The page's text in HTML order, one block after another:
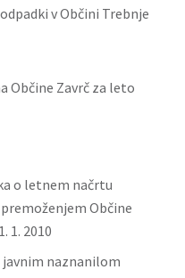
v Občini Trebnje
Občine Zavrč za leto
o letnem načrtu
Občine
1. 2010
naznanilom